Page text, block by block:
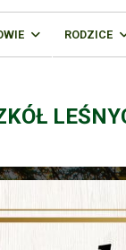
RODZICE